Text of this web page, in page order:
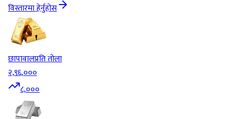
विस्तारमा हेर्नुहोस
छापावालप्रति तोला
२,९६,०००
८,०००